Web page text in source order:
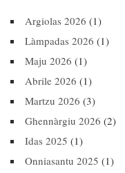
Argiolas 2026 (1)
Làmpadas 2026 (1)
Maju 2026 (1)
Abrile 2026 (1)
Martzu 2026 (3)
Ghennàrgiu 2026 (2)
Idas 2025 (1)
Onniasantu 2025 (1)